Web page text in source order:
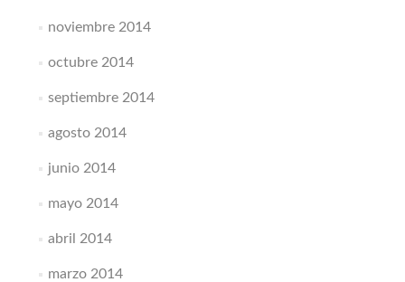
noviembre 2014
octubre 2014
septiembre 2014
agosto 2014
junio 2014
mayo 2014
abril 2014
marzo 2014